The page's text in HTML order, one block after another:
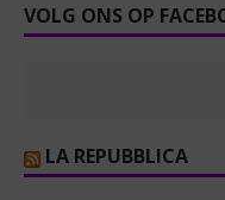
VOLG ONS OP
LA REPUBBLICA